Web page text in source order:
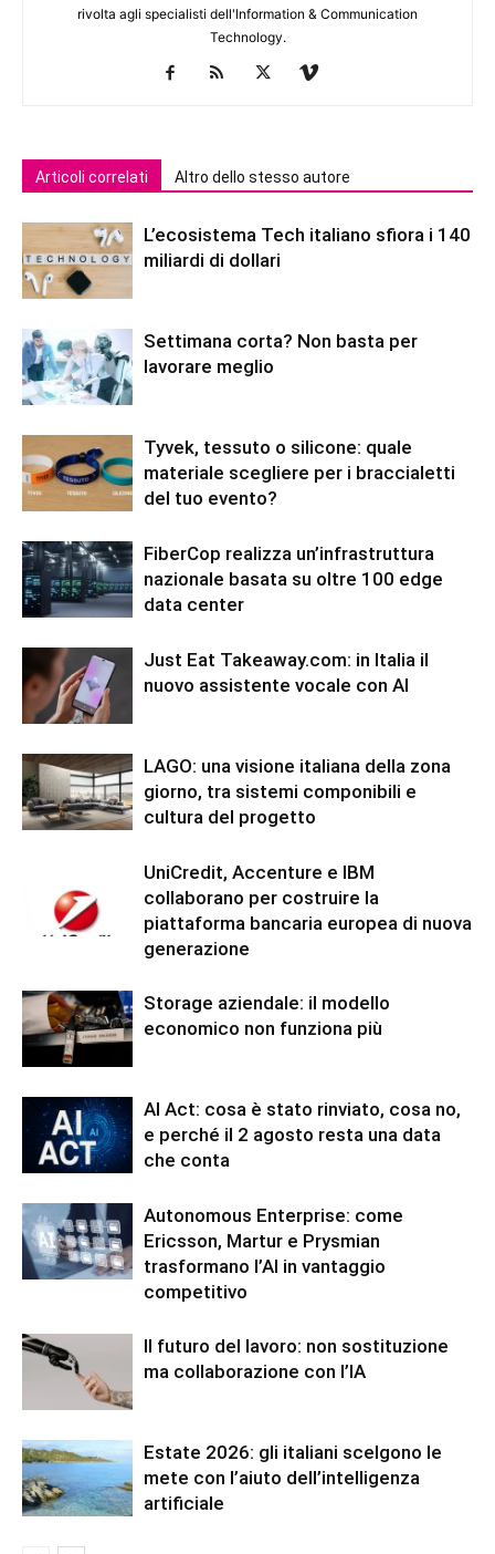
rivolta agli specialisti dell'lnformation & Communication
Technology.
Articoli correlati Altro dello stesso autore
L’ecosistema Tech italiano sfiora i 140
miliardi di dollari
Settimana corta? Non basta per
lavorare meglio
Tyvek, tessuto o silicone: quale
materiale scegliere per i braccialetti
del tuo evento?
FiberCop realizza un’infrastruttura
nazionale basata su oltre 100 edge
data center
Just Eat Takeaway.com: in Italia il
nuovo assistente vocale con AI
LAGO: una visione italiana della zona
giorno, tra sistemi componibili e
cultura del progetto
UniCredit, Accenture e IBM
collaborano per costruire la
piattaforma bancaria europea di nuova
generazione
Storage aziendale: il modello
economico non funziona più
AI Act: cosa è stato rinviato, cosa no,
e perché il 2 agosto resta una data
che conta
Autonomous Enterprise: come
Ericsson, Martur e Prysmian
trasformano l’AI in vantaggio
competitivo
Il futuro del lavoro: non sostituzione
ma collaborazione con l’IA
Estate 2026: gli italiani scelgono le
mete con l’aiuto dell’intelligenza
artificiale